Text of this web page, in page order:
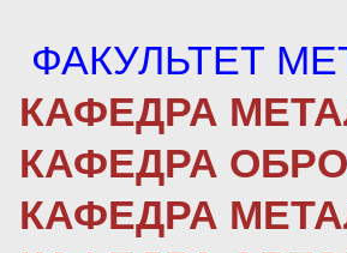
ФАКУЛЬТЕТ
КАФЕДРА
КАФЕДРА
КАФЕДРА